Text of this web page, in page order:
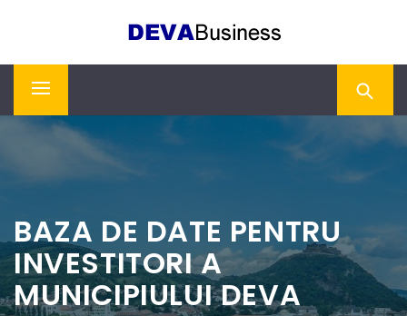
DEVA BUSINESS
Primary
Menu
BAZA DE DATE PENTRU
INVESTITORI A
MUNICIPIULUI DEVA